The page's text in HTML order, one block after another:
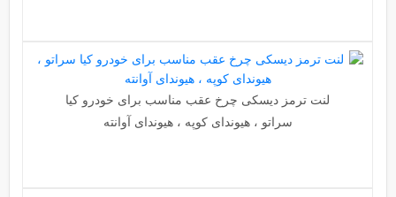
لنت ترمز دیسکی چرخ عقب مناسب برای خودرو کیا
سراتو ، هیوندای کوپه ، هیوندای آوانته